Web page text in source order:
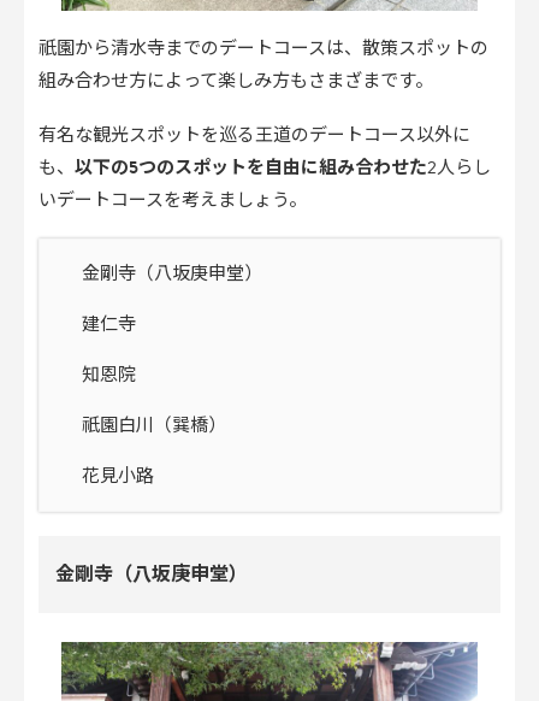
祇園から清水寺までのデートコースは、散策スポットの
組み合わせ方によって楽しみ方もさまざまです。
有名な観光スポットを巡る王道のデートコース以外に
も、 以下の5つのスポットを自由に組み合わせた2人らし
いデートコースを考えましょう。
金剛寺（八坂庚申堂）
建仁寺
知恩院
祇園白川（巽橋）
花見小路
金剛寺（八坂庚申堂）